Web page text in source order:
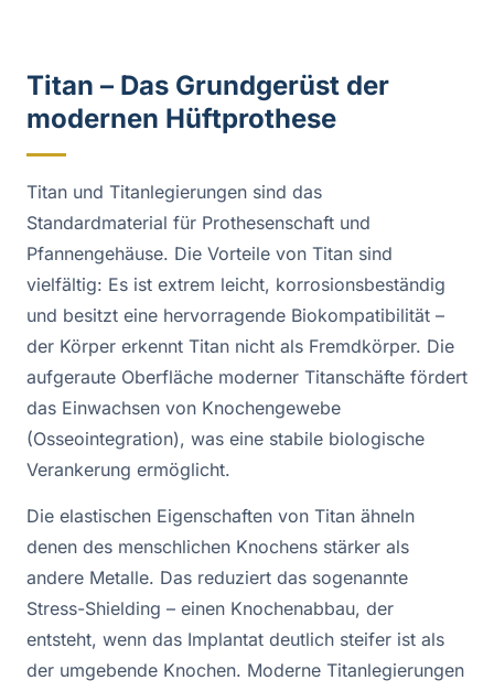
Titan – Das Grundgerüst der
modernen Hüftprothese
Titan und Titanlegierungen sind das
Standardmaterial für Prothesenschaft und
Pfannengehäuse. Die Vorteile von Titan sind
vielfältig: Es ist extrem leicht, korrosionsbeständig
und besitzt eine hervorragende Biokompatibilität –
der Körper erkennt Titan nicht als Fremdkörper. Die
aufgeraute Oberfläche moderner Titanschäfte fördert
das Einwachsen von Knochengewebe
(Osseointegration), was eine stabile biologische
Verankerung ermöglicht.
Die elastischen Eigenschaften von Titan ähneln
denen des menschlichen Knochens stärker als
andere Metalle. Das reduziert das sogenannte
Stress-Shielding – einen Knochenabbau, der
entsteht, wenn das Implantat deutlich steifer ist als
der umgebende Knochen. Moderne Titanlegierungen